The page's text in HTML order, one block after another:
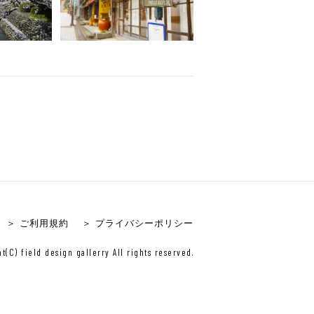
＞ ご利用規約 ＞ プライバシーポリシー
field design gallerry All rights reserved.